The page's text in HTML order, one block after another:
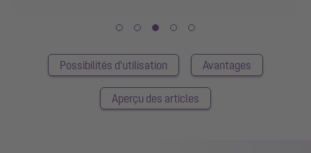
Possibilités d'utilisation Avantages
Aperçu des articles